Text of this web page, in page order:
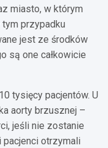
miasto, w którym
przypadku
jest ze środków
są one całkowicie
tysięcy pacjentów. U
aorty brzusznej –
jeśli nie zostanie
pacjenci otrzymali